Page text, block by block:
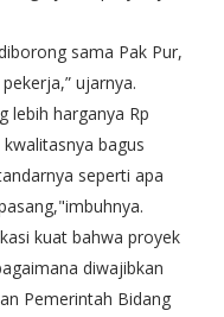
sama Pak Pur,
ujarnya.
lebih harganya Rp
bagus
seperti apa
kuat bahwa proyek
diwajibkan
Pemerintah Bidang